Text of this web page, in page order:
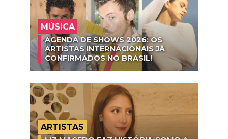
MÚSICA
AGENDA DE SHOWS 2026: OS
ARTISTAS INTERNACIONAIS JÁ
CONFIRMADOS NO BRASIL!
ARTISTAS